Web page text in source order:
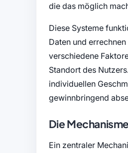
die das möglich
Diese Systeme
Daten und
verschiedene
Standort des
individuellen
gewinnbringend
Die
Ein zentraler